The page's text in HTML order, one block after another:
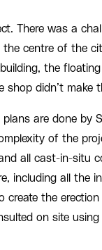
There was a
the centre of the
the
didn’t make
are done by
of the
all cast-in-situ
including all the
create the
on site using